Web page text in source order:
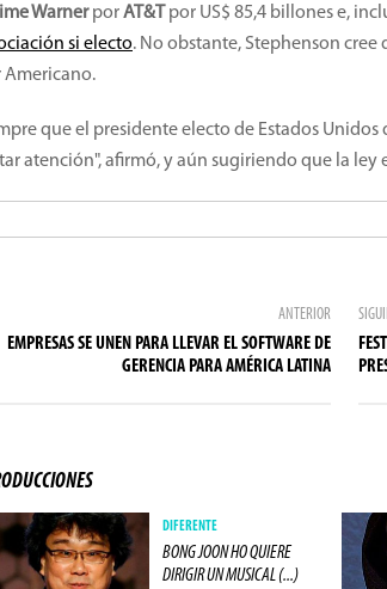
WarnerporAT&T por US$ 85,4 billones e,
si electo. No obstante, Stephenson
Americano.
que el presidente electo de Estados
atención", afirmó, y aún sugiriendo que la ley
ANTERIOR
EMPRESAS SE UNEN PARA LLEVAR EL SOFTWARE DE
GERENCIA PARA AMÉRICA LATINA
DIFERENTE
BONG JOON HO QUIERE
DIRIGIR UN MUSICAL (...)